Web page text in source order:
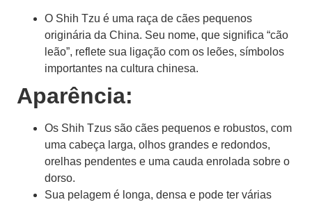
O Shih Tzu é uma raça de cães pequenos
originária da China. Seu nome, que significa “cão
leão”, reflete sua ligação com os leões, símbolos
importantes na cultura chinesa.
Aparência:
Os Shih Tzus são cães pequenos e robustos, com
uma cabeça larga, olhos grandes e redondos,
orelhas pendentes e uma cauda enrolada sobre o
dorso.
Sua pelagem é longa, densa e pode ter várias